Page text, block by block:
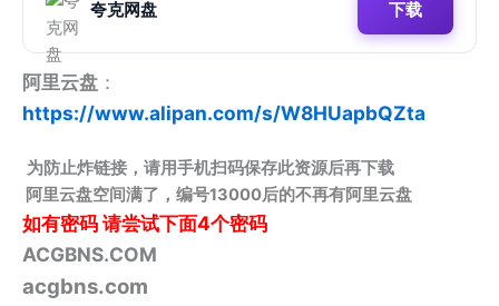
夸克网盘 下载
阿里云盘 ：
https://www.alipan.com/s/W8HUapbQZta
为防止炸链接，请用手机扫码保存此资源后再下载
阿里云盘空间满了，编号13000后的不再有阿里云盘
如有密码请尝试下面4个密码
ACGBNS.COM
acgbns.com